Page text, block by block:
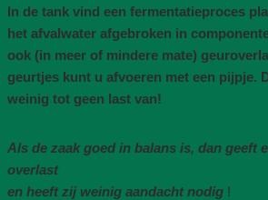
In de tank vind een fermentatieproces
het afvalwater afgebroken in
ook (in meer of mindere mate)
geurtjes kunt u afvoeren met een pijpje.
weinig tot geen last van!
Als de zaak goed in balans is, dan geeft
overlast
en heeft zij weinig aandacht nodig !